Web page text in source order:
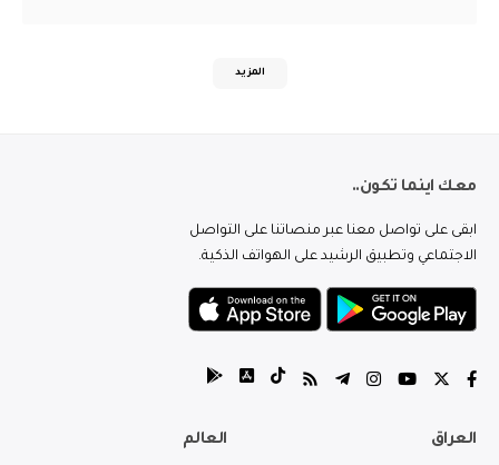
المزيد
معك اينما تكون..
ابقى على تواصل معنا عبر منصاتنا على التواصل
الاجتماعي وتطبيق الرشيد على الهواتف الذكية.
العراق العالم